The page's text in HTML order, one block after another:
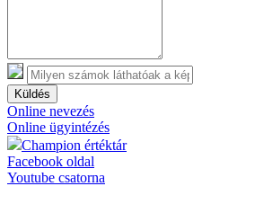
Küldés
Online nevezés
Online ügyintézés
Champion értéktár
Facebook oldal
Youtube csatorna